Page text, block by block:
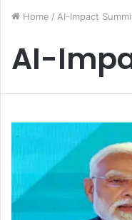
Home / AI-Impact
AI-